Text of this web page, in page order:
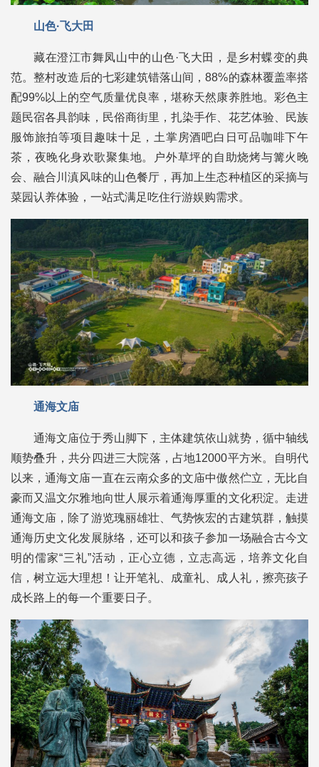
山色·飞大田
藏在澄江市舞凤山中的山色·飞大田，是乡村蝶变的典
范。整村改造后的七彩建筑错落山间，88%的森林覆盖率搭
配99%以上的空气质量优良率，堪称天然康养胜地。彩色主
题民宿各具韵味，民俗商街里，扎染手作、花艺体验、民族
服饰旅拍等项目趣味十足，土掌房酒吧白日可品咖啡下午
茶，夜晚化身欢歌聚集地。户外草坪的自助烧烤与篝火晚
会、融合川滇风味的山色餐厅，再加上生态种植区的采摘与
菜园认养体验，一站式满足吃住行游娱购需求。
通海文庙
通海文庙位于秀山脚下，主体建筑依山就势，循中轴线
顺势叠升，共分四进三大院落，占地12000平方米。自明代
以来，通海文庙一直在云南众多的文庙中傲然伫立，无比自
豪而又温文尔雅地向世人展示着通海厚重的文化积淀。走进
通海文庙，除了游览瑰丽雄壮、气势恢宏的古建筑群，触摸
通海历史文化发展脉络，还可以和孩子参加一场融合古今文
明的儒家“三礼”活动，正心立德，立志高远，培养文化自
信，树立远大理想！让开笔礼、成童礼、成人礼，擦亮孩子
成长路上的每一个重要日子。